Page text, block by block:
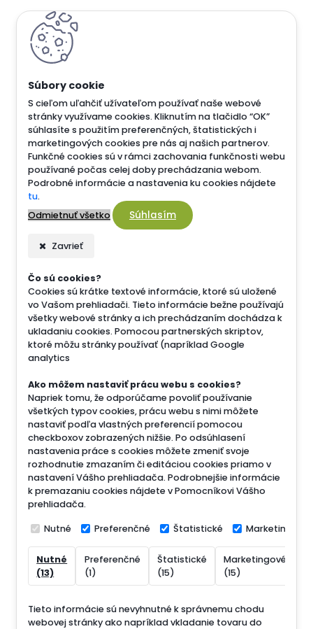
S cieľom uľahčiť užívateľom používať naše webové
stránky využívame cookies. Kliknutím na tlačidlo “OK”
súhlasíte s použitím preferenčných, štatistických i
marketingových cookies pre nás aj našich partnerov.
Funkčné cookies sú v rámci zachovania funkčnosti webu
používané počas celej doby prechádzania webom.
Podrobné informácie a nastavenia ku cookies nájdete
tu.
Odmietnuť všetko
Súhlasím
Zavrieť
Čo sú cookies?
Cookies sú krátke textové informácie, ktoré sú uložené
vo Vašom prehliadači. Tieto informácie bežne používajú
všetky webové stránky a ich prechádzaním dochádza k
ukladaniu cookies. Pomocou partnerských skriptov,
ktoré môžu stránky používať (napríklad Google
analytics
Ako môžem nastaviť prácu webu s cookies?
Napriek tomu, že odporúčame povoliť používanie
všetkých typov cookies, prácu webu s nimi môžete
nastaviť podľa vlastných preferencií pomocou
checkboxov zobrazených nižšie. Po odsúhlasení
nastavenia práce s cookies môžete zmeniť svoje
rozhodnutie zmazaním či editáciou cookies priamo v
nastavení Vášho prehliadača. Podrobnejšie informácie
k premazaniu cookies nájdete v Pomocníkovi Vášho
prehliadača.
Nutné Preferenčné Štatistické Marketingové
Nutné
(13)
Preferenčné
(1)
Štatistické
(15)
Marketingové
(15)
Tieto informácie sú nevyhnutné k správnemu chodu
webovej stránky ako napríklad vkladanie tovaru do